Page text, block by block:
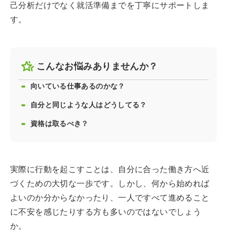
己分析だけでなく就活準備までを丁寧にサポートしま
す。
こんなお悩みありませんか？
向いている仕事あるのかな？
自分と同じような人はどうしてる？
資格は取るべき？
実際に行動を起こすことは、自分に合った働き方へ近
づくための大切な一歩です。しかし、何から始めれば
よいのか分からなかったり、一人ですべて進めること
に不安を感じたりする方も多いのではないでしょう
か。